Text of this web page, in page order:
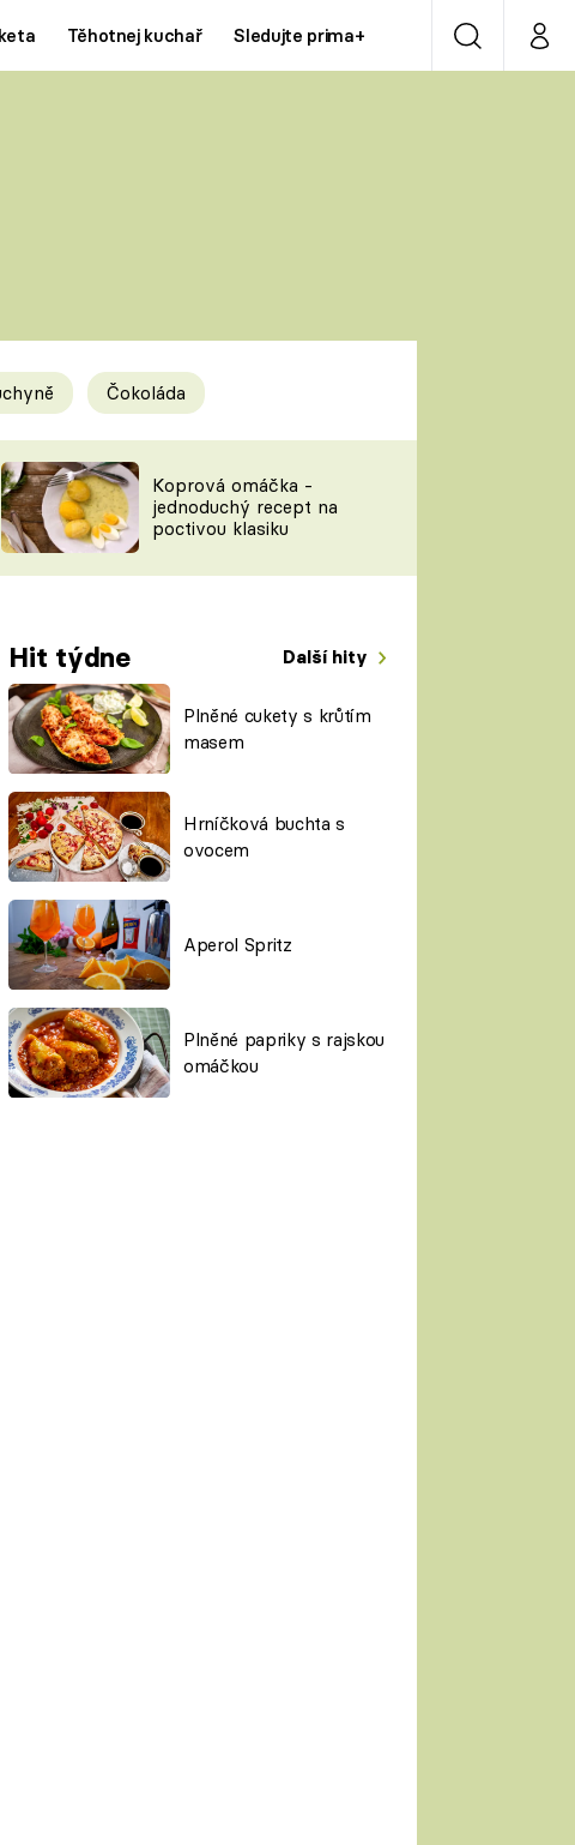
Těhotnej kuchař Sledujte prima+ VyhledáváníMůj
Prima LAJK
Sledujte nás
Čokoláda
Koprová omáčka -
jednoduchý recept na
poctivou klasiku
Hit týdne Další hity
Plněné cukety s krůtím
masem
Hrníčková buchta s
ovocem
Aperol Spritz
Plněné papriky s rajskou
omáčkou